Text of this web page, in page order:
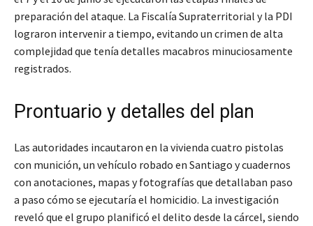
preparación del ataque. La Fiscalía Supraterritorial y la PDI
lograron intervenir a tiempo, evitando un crimen de alta
complejidad que tenía detalles macabros minuciosamente
registrados.
Prontuario y detalles del plan
Las autoridades incautaron en la vivienda cuatro pistolas
con munición, un vehículo robado en Santiago y cuadernos
con anotaciones, mapas y fotografías que detallaban paso
a paso cómo se ejecutaría el homicidio. La investigación
reveló que el grupo planificó el delito desde la cárcel, siendo